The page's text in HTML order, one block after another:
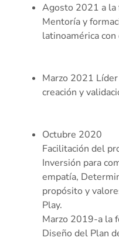
Agosto 2021 a la
Mentoría y
latinoamérica
Marzo 2021
creación y
Octubre 2020
Facilitación del
Inversión para
empatía,
propósito y
Play.
Marzo 2019-a la
Diseño del Plan